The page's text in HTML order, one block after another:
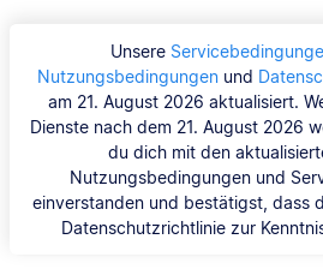
Unsere
Nutzungsbedingungen und
am 21. August 2026 aktualisiert.
Dienste nach dem 21. August 2026
du dich mit den
Nutzungsbedingungen und
einverstanden und bestätigst, dass
Datenschutzrichtlinie zur